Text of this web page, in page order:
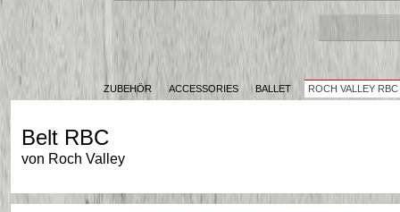
ZUBEHÖR ACCESSORIES BALLET ROCH VALLEY RBC
Belt RBC
von Roch Valley